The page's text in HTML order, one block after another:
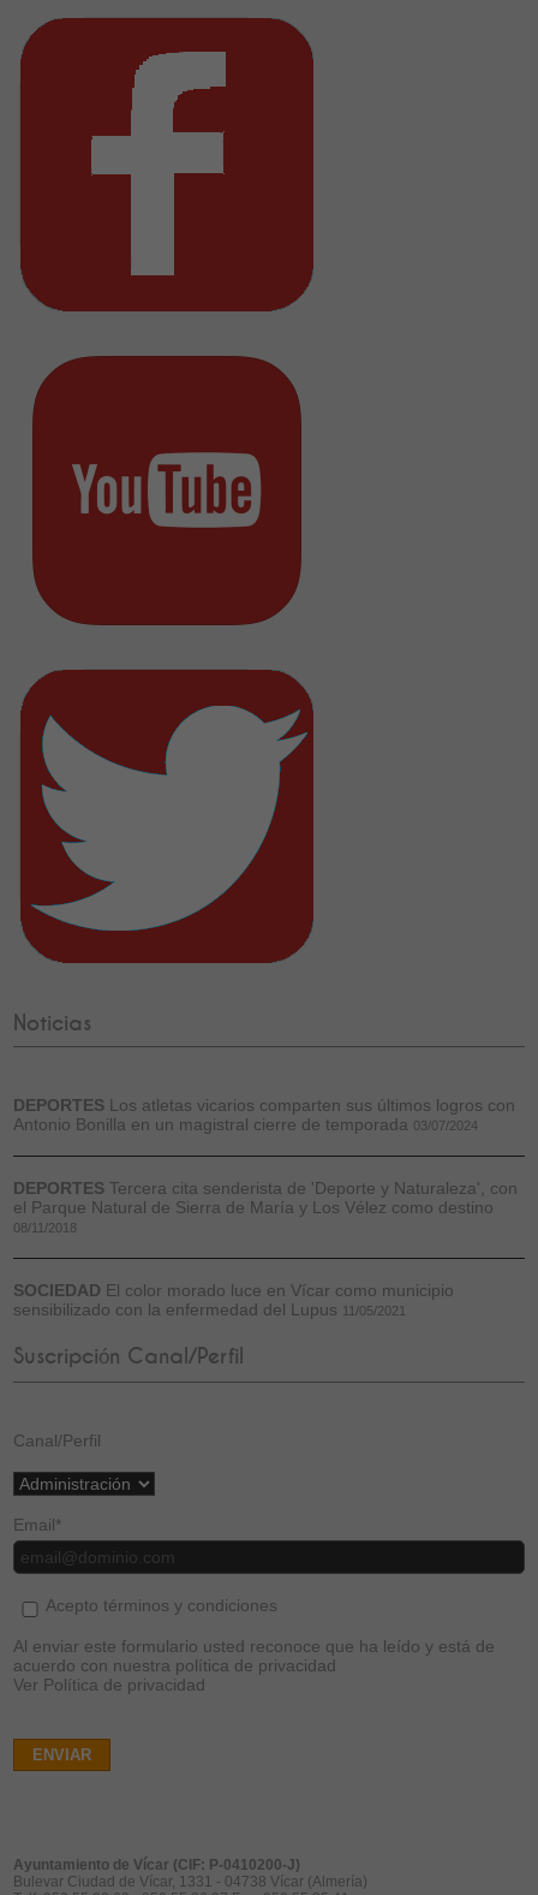
Noticias
DEPORTES Los atletas vicarios comparten sus últimos logros con
Antonio Bonilla en un magistral cierre de temporada 03/07/2024
DEPORTES Tercera cita senderista de 'Deporte y Naturaleza', con
el Parque Natural de Sierra de María y Los Vélez como destino
08/11/2018
SOCIEDAD El color morado luce en Vícar como municipio
sensibilizado con la enfermedad del Lupus 11/05/2021
Suscripción Canal/Perfil
Canal/Perfil
Email*
Acepto términos y condiciones
Al enviar este formulario usted reconoce que ha leído y está de
acuerdo con nuestra política de privacidad
Ver Política de privacidad
ENVIAR
Ayuntamiento de Vícar (CIF: P-0410200-J)
Bulevar Ciudad de Vícar, 1331 - 04738 Vícar (Almería)